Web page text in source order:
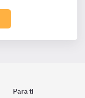
Para ti